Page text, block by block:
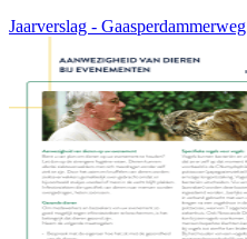
Jaarverslag - Gaasperdammerweg